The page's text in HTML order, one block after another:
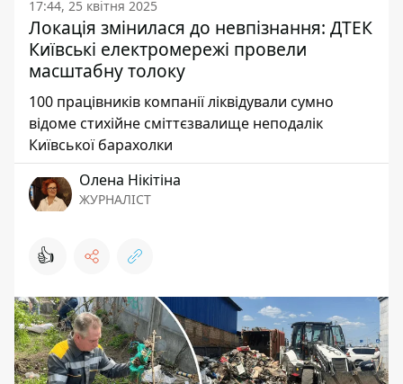
17:44, 25 квітня 2025
Локація змінилася до невпізнання: ДТЕК
Київські електромережі провели
масштабну толоку
100 працівників компанії ліквідували сумно
відоме стихійне сміттєзвалище неподалік
Київської барахолки
Олена Нікітіна
ЖУРНАЛІСТ
👍